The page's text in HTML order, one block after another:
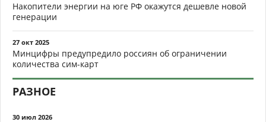
Накопители энергии на юге РФ окажутся дешевле новой
генерации
27 окт 2025
Минцифры предупредило россиян об ограничении
количества сим-карт
РАЗНОЕ
30 июл 2026